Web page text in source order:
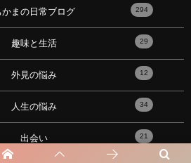
かまの日常ブログ 294
趣味と生活 29
外見の悩み 12
人生の悩み 34
出会い 21